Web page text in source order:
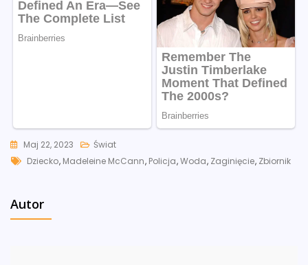
Maj 22, 2023
Świat
Tags
Dziecko, Madeleine McCann, Policja,Woda, Zaginięcie, Zbiornik
Autor